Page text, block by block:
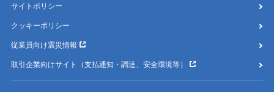
サイトポリシー
クッキーポリシー
従業員向け震災情報
取引企業向けサイト（支払通知・調達、安全環境等）